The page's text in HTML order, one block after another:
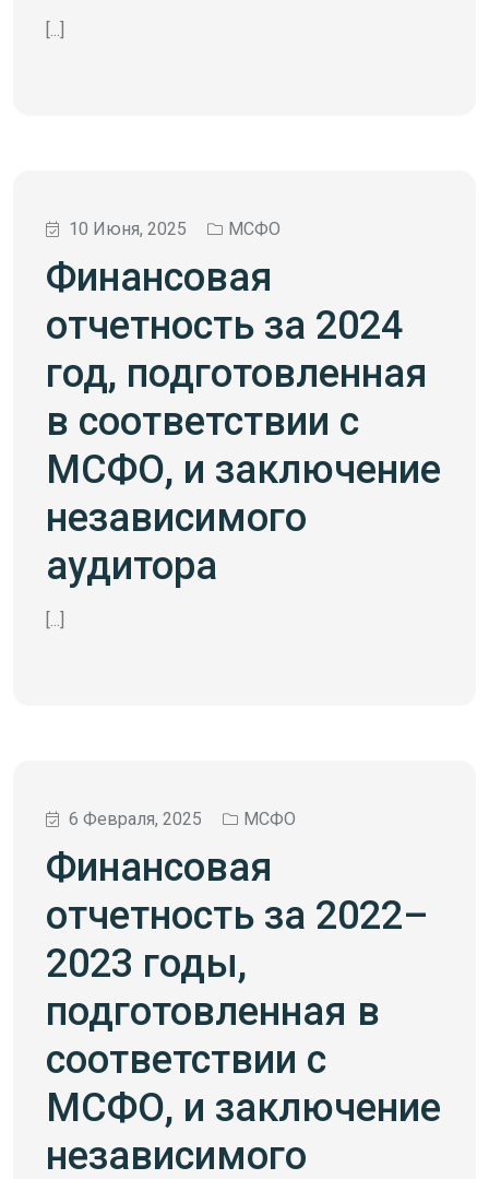
[...]
10 Июня, 2025 МСФО
Финансовая
отчетность за 2024
год, подготовленная
в соответствии с
МСФО, и заключение
независимого
аудитора
[...]
6 Февраля, 2025 МСФО
Финансовая
отчетность за 2022–
2023 годы,
подготовленная в
соответствии с
МСФО, и заключение
независимого